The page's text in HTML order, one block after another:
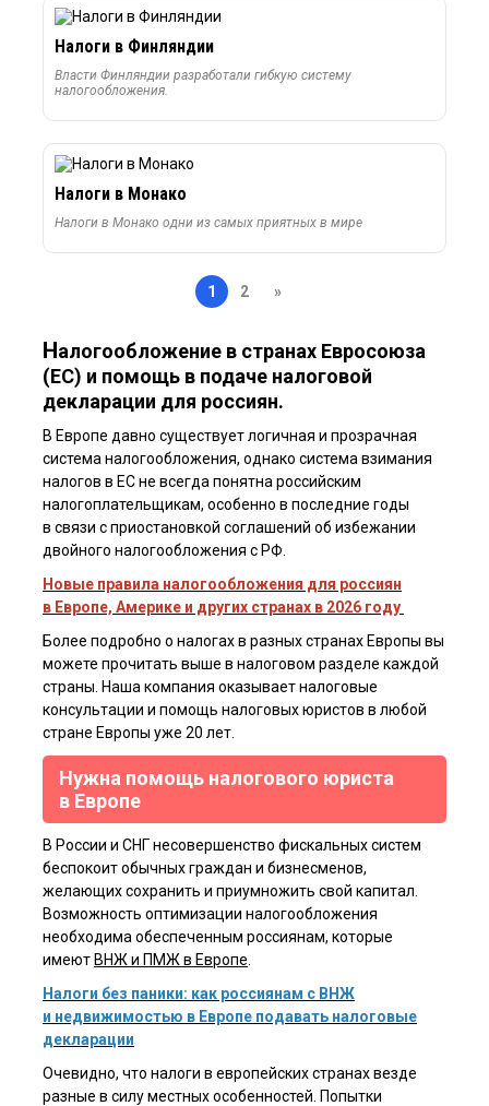
Налоги в Финляндии
Власти Финляндии разработали гибкую систему
налогообложения.
Налоги в Монако
Налоги в Монако одни из самых приятных в мире
1 2 »
Налогообложение в странах Евросоюза
(ЕС) и помощь в подаче налоговой
декларации для россиян.
В Европе давно существует логичная и прозрачная
система налогообложения, однако система взимания
налогов в ЕС не всегда понятна российским
налогоплательщикам, особенно в последние годы
в связи с приостановкой соглашений об избежании
двойного налогообложения с РФ.
Новые правила налогообложения для россиян
в Европе, Америке и других странах в 2026 году
Более подробно о налогах в разных странах Европы вы
можете прочитать выше в налоговом разделе каждой
страны. Наша компания оказывает налоговые
консультации и помощь налоговых юристов в любой
стране Европы уже 20 лет.
Нужна помощь налогового юриста
в Европе
В России и СНГ несовершенство фискальных систем
беспокоит обычных граждан и бизнесменов,
желающих сохранить и приумножить свой капитал.
Возможность оптимизации налогообложения
необходима обеспеченным россиянам, которые
имеют ВНЖ и ПМЖ в Европе
Налоги без паники: как россиянам с ВНЖ
и недвижимостью в Европе подавать налоговые
декларации
Очевидно, что налоги в европейских странах везде
разные в силу местных особенностей. Попытки